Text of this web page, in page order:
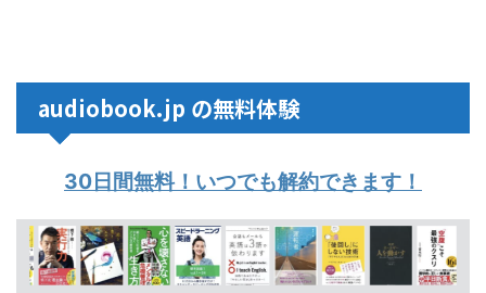
audiobook.jp の無料体験
30日間無料！いつでも解約できます！